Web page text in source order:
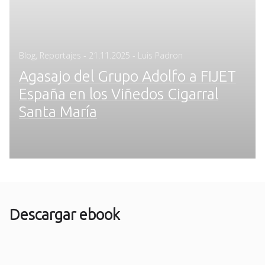
Blog Reportajes - Posted
on
21.11.2025 - Luis Padron
Agasajo del Grupo Adolfo a FIJET
España en los Viñedos Cigarral
Santa María
Descargar ebook